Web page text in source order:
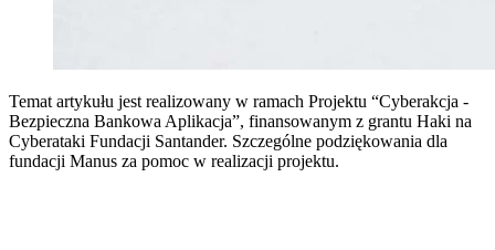
Temat artykułu jest realizowany w ramach Projektu “Cyberakcja -
Bezpieczna Bankowa Aplikacja”, finansowanym z grantu Haki na
Cyberataki Fundacji Santander. Szczególne podziękowania dla
fundacji Manus za pomoc w realizacji projektu.